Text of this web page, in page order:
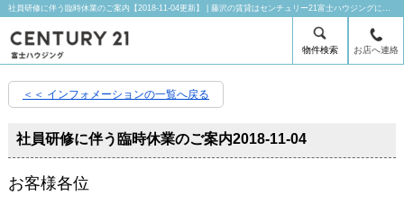
社員研修に伴う臨時休業のご案内【2018-11-04更新】 | 藤沢の賃貸はセンチュリー21富士ハウジングにお任せ下さい！
物件検索 お店へ連絡
＜＜ インフォメーションの一覧へ戻る
社員研修に伴う臨時休業のご案内2018-11-04
お客様各位